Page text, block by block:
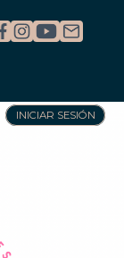
INICIAR SESIÓN